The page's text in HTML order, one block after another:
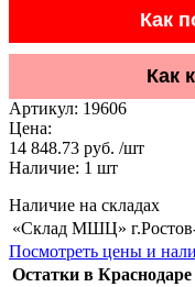
Как
Как
Артикул: 19606
Цена:
14 848.73 руб. /шт
Наличие: 1 шт
Наличие на складах
«Склад МШЦ»
Посмотреть цены и
Остатки в Краснодаре